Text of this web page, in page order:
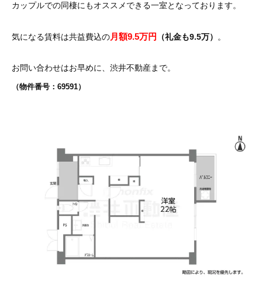
カップルでの同棲にもオススメできる一室となっております。
気になる賃料は共益費込の月額9.5万円 （礼金も9.5万） 。
お問い合わせはお早めに、渋井不動産まで。
（物件番号：69591）